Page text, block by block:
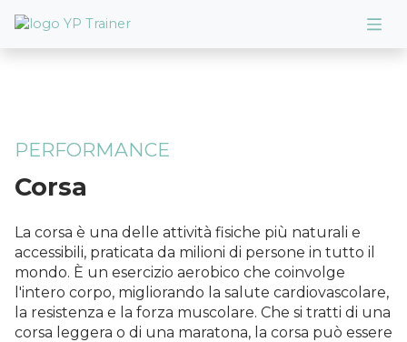
PERFORMANCE
Corsa
La corsa è una delle attività fisiche più naturali e
accessibili, praticata da milioni di persone in tutto il
mondo. È un esercizio aerobico che coinvolge
l'intero corpo, migliorando la salute cardiovascolare,
la resistenza e la forza muscolare. Che si tratti di una
corsa leggera o di una maratona, la corsa può essere